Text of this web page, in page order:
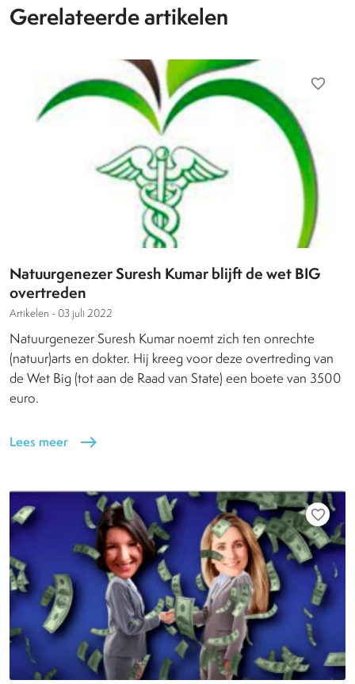
Gerelateerde artikelen
favorite_border
Natuurgenezer Suresh Kumar blijft de wet BIG
overtreden
Artikelen - 03 juli 2022
Natuurgenezer Suresh Kumar noemt zich ten onrechte
(natuur)arts en dokter. Hij kreeg voor deze overtreding van
de Wet Big (tot aan de Raad van State) een boete van 3500
euro.
Lees meer east
favorite_border